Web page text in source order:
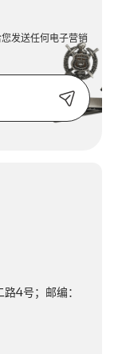
发送任何电子营销
4号；邮编：